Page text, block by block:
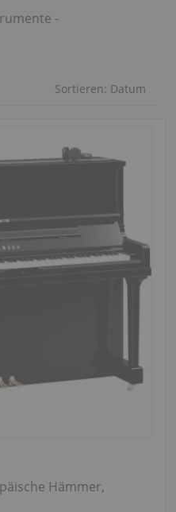
-
Sortieren: Datum
Hämmer,